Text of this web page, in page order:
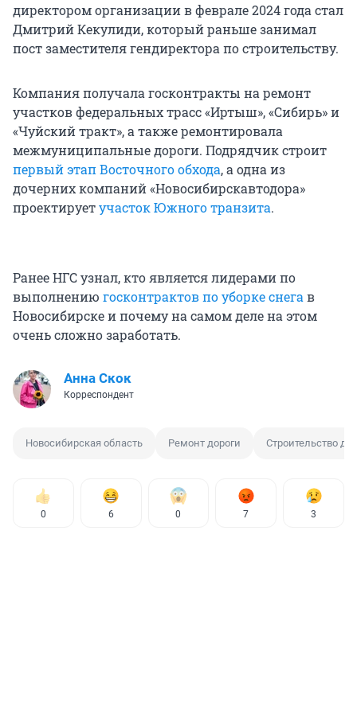
директором организации в феврале 2024 года стал
Дмитрий Кекулиди, который раньше занимал
пост заместителя гендиректора по строительству.
Компания получала госконтракты на ремонт
участков федеральных трасс «Иртыш», «Сибирь» и
«Чуйский тракт», а также ремонтировала
межмуниципальные дороги. Подрядчик строит
первый этап Восточного обхода, а одна из
дочерних компаний «Новосибирскавтодора»
проектируетучасток Южного транзита.
Ранее НГС узнал, кто является лидерами по
выполнению госконтрактов по уборке снега в
Новосибирске и почему на самом деле на этом
очень сложно заработать.
Анна Скок
Корреспондент
Новосибирская область Ремонт дороги Строительство
0 6 0 7 3